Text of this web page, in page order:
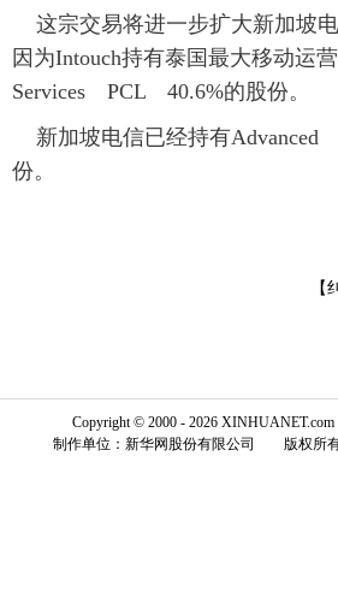
金融 公益
这宗交易将进一步扩大新加坡电
因为Intouch持有泰国最大移动
Services PCL 40.6%的股份。
新加坡电信已经持有
份。
【
Copyright © 2000 - 2026
制作单位：新华网股份有限公司 版权所有